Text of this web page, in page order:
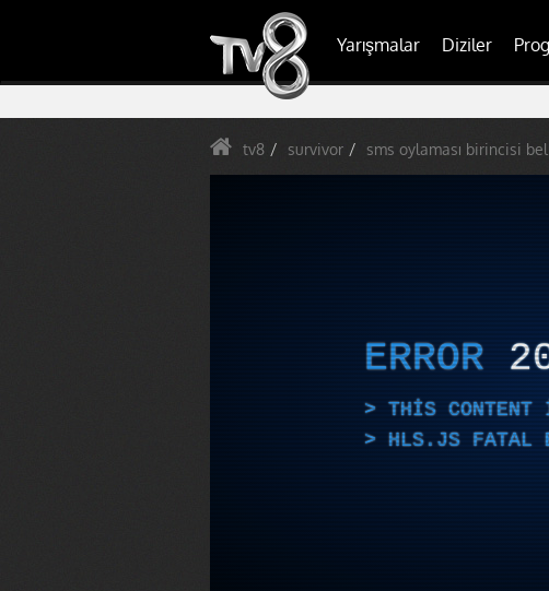
Yarışmalar Diziler
tv8 survivor sms oylaması birincisi
ERROR
THIS CONTENT
HLS.JS FATAL